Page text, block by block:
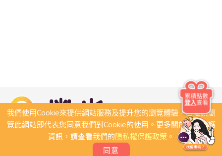
我們使用Cookie來提供網站服務及提升您的瀏覽體驗，若繼續瀏
覽此網站即代表您同意我們對Cookie的使用。更多關於隱私保護
資訊，請查看我們的隱私權保護政策。
同意
累積點數
登入查看